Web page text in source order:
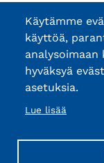
Käytämme
käyttöä,
analysoimaan
hyväksyä
asetuksia.
Lue lisää